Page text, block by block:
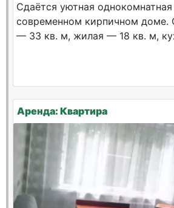
Сдаётся уютная
современном кирпичном доме.
— 33 кв. м, жилая — 18 кв. м,
Аренда: Квартира